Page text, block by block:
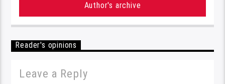
Author's archive
Reader's opinions
Leave a Reply